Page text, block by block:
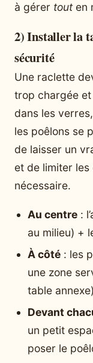
à gérer touten
2) Installer la
sécurité
Une raclette
trop chargée et
dans les
les poêlons se
de laisser un
et de limiter
nécessaire.
Au centre :
au milieu) +
À côté : les
une zone
table
Devant
un petit
poser le